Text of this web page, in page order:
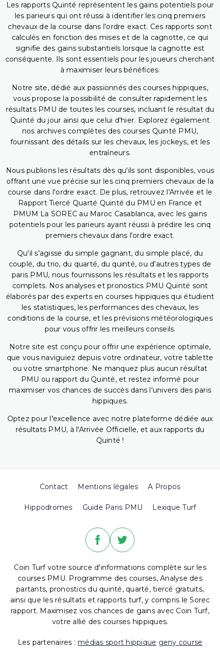
Les rapports Quinté représentent les gains potentiels pour
les parieurs qui ont réussi à identifier les cinq premiers
chevaux de la course dans l'ordre exact. Ces rapports sont
calculés en fonction des mises et de la cagnotte, ce qui
signifie des gains substantiels lorsque la cagnotte est
conséquente. Ils sont essentiels pour les joueurs cherchant
à maximiser leurs bénéfices.
Notre site, dédié aux passionnés des courses hippiques,
vous propose la possibilité de consulter rapidement les
résultats PMU de toutes les courses, incluant le résultat du
Quinté du jour ainsi que celui d'hier. Explorez également
nos archives complètes des courses Quinté PMU,
fournissant des détails sur les chevaux, les jockeys, et les
entraîneurs.
Nous publions les résultats dès qu'ils sont disponibles, vous
offrant une vue précise sur les cinq premiers chevaux de la
course dans l'ordre exact. De plus, retrouvez l'Arrivée et le
Rapport Tiercé Quarté Quinté du PMU en France et
PMUM La SOREC au Maroc Casablanca, avec les gains
potentiels pour les parieurs ayant réussi à prédire les cinq
premiers chevaux dans l'ordre exact.
Qu'il s'agisse du simple gagnant, du simple placé, du
couplé, du trio, du quarté, du quinté, ou d'autres types de
paris PMU, nous fournissons les résultats et les rapports
complets. Nos analyses et pronostics PMU Quinté sont
élaborés par des experts en courses hippiques qui étudient
les statistiques, les performances des chevaux, les
conditions de la course, et les prévisions météorologiques
pour vous offrir les meilleurs conseils.
Notre site est conçu pour offrir une expérience optimale,
que vous naviguiez depuis votre ordinateur, votre tablette
ou votre smartphone. Ne manquez plus aucun résultat
PMU ou rapport du Quinté, et restez informé pour
maximiser vos chances de succès dans l'univers des paris
hippiques.
Optez pour l'excellence avec notre plateforme dédiée aux
résultats PMU, à l'Arrivée Officielle, et aux rapports du
Quinté !
Contact Mentions légales A Propos
Hippodromes Guide Paris PMU Lexique Turf
Coin Turf votre source d'informations complète sur les
courses PMU. Programme des courses, Analyse des
partants, pronostics du quinté, quarté, tiercé gratuits,
ainsi que les résultats et rapports turf, y compris le Sorec
rapport. Maximisez vos chances de gains avec Coin Turf,
votre allié des courses hippiques.
Les partenaires : médias sport hippique geny course